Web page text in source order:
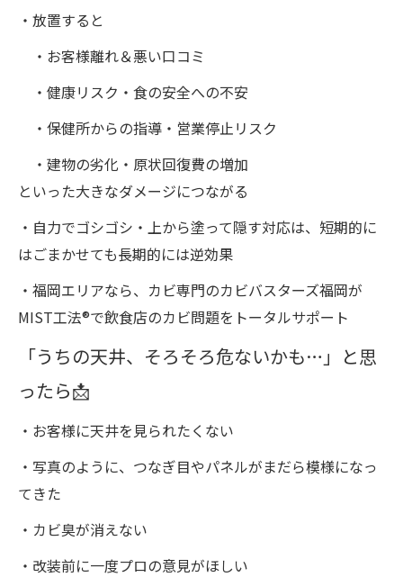
・放置すると
・お客様離れ＆悪い口コミ
・健康リスク・食の安全への不安
・保健所からの指導・営業停止リスク
・建物の劣化・原状回復費の増加
といった大きなダメージにつながる
・自力でゴシゴシ・上から塗って隠す対応は、短期的に
はごまかせても長期的には逆効果
・福岡エリアなら、カビ専門のカビバスターズ福岡が
MIST工法®で飲食店のカビ問題をトータルサポート
「うちの天井、そろそろ危ないかも…」と思
ったら📩
・お客様に天井を見られたくない
・写真のように、つなぎ目やパネルがまだら模様になっ
てきた
・カビ臭が消えない
・改装前に一度プロの意見がほしい